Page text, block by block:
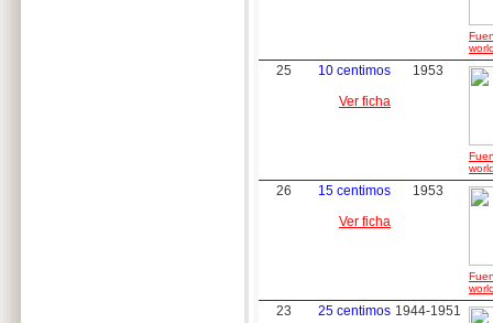
25
10 centimos
Ver ficha
1953
26
15 centimos
Ver ficha
1953
23
25 centimos 1944-1951